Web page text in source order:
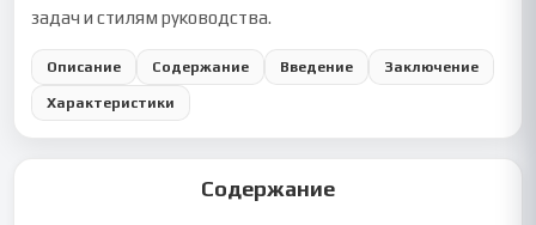
задач и стилям руководства.
Описание Содержание Введение Заключение
Характеристики
Содержание